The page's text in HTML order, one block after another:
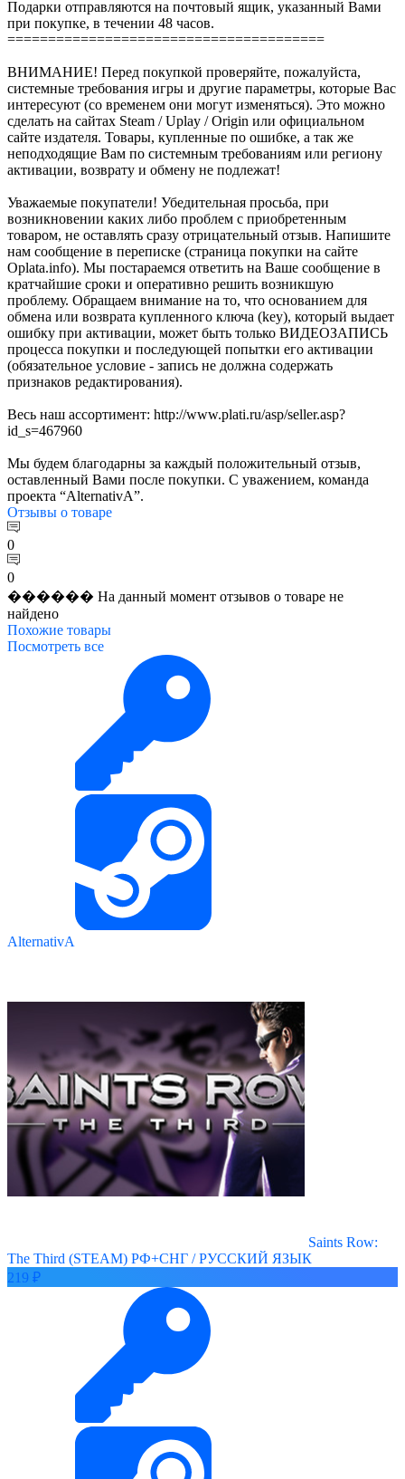
Подарки отправляются на почтовый ящик, указанный Вами
при покупке, в течении 48 часов.
=======================================
ВНИМАНИЕ! Перед покупкой проверяйте, пожалуйста,
системные требования игры и другие параметры, которые Вас
интересуют (со временем они могут изменяться). Это можно
сделать на сайтах Steam / Uplay / Origin или официальном
сайте издателя. Товары, купленные по ошибке, а так же
неподходящие Вам по системным требованиям или региону
активации, возврату и обмену не подлежат!
Уважаемые покупатели! Убедительная просьба, при
возникновении каких либо проблем с приобретенным
товаром, не оставлять сразу отрицательный отзыв. Напишите
нам сообщение в переписке (страница покупки на сайте
Oplata.info). Мы постараемся ответить на Ваше сообщение в
кратчайшие сроки и оперативно решить возникшую
проблему. Обращаем внимание на то, что основанием для
обмена или возврата купленного ключа (key), который выдает
ошибку при активации, может быть только ВИДЕОЗАПИСЬ
процесса покупки и последующей попытки его активации
(обязательное условие - запись не должна содержать
признаков редактирования).
Весь наш ассортимент: http://www.plati.ru/asp/seller.asp?
id_s=467960
Мы будем благодарны за каждый положительный отзыв,
оставленный Вами после покупки. С уважением, команда
проекта “AlternativA”.
Отзывы о товаре
0
0
������ На данный момент отзывов о товаре не
найдено
Похожие товары
Посмотреть все
AlternativA
Saints Row:
The Third (STEAM) РФ+СНГ / РУССКИЙ ЯЗЫК
219 ₽